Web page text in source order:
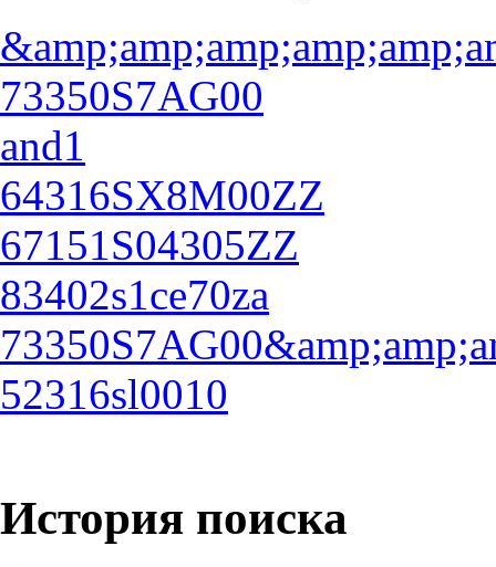
73350S7AG00
and1
64316SX8M00ZZ
67151S04305ZZ
83402s1ce70za
52316sl0010
История поиска